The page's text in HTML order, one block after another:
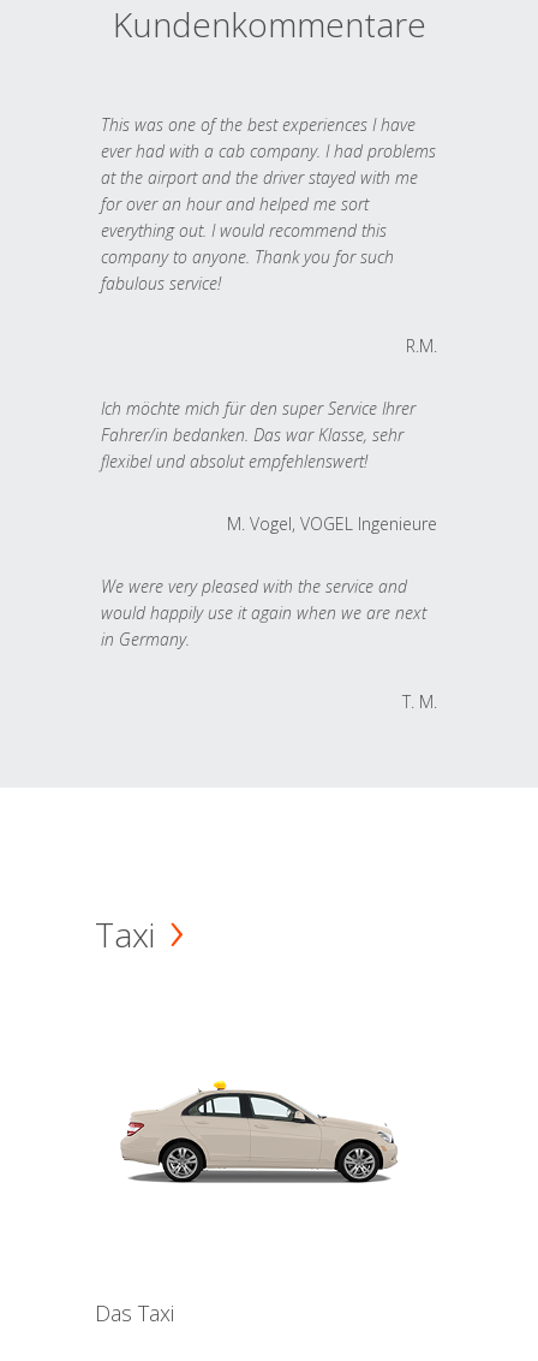
Kundenkommentare
This was one of the best experiences I have
ever had with a cab company. I had problems
at the airport and the driver stayed with me
for over an hour and helped me sort
everything out. I would recommend this
company to anyone. Thank you for such
fabulous service!
R.M.
Ich möchte mich für den super Service Ihrer
Fahrer/in bedanken. Das war Klasse, sehr
flexibel und absolut empfehlenswert!
M. Vogel, VOGEL Ingenieure
We were very pleased with the service and
would happily use it again when we are next
in Germany.
T. M.
Taxi
Das Taxi